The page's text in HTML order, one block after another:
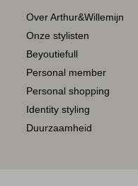
Over Arthur&Willemijn
Onze stylisten
Beyoutiefull
Personal member
Personal shopping
Identity styling
Duurzaamheid